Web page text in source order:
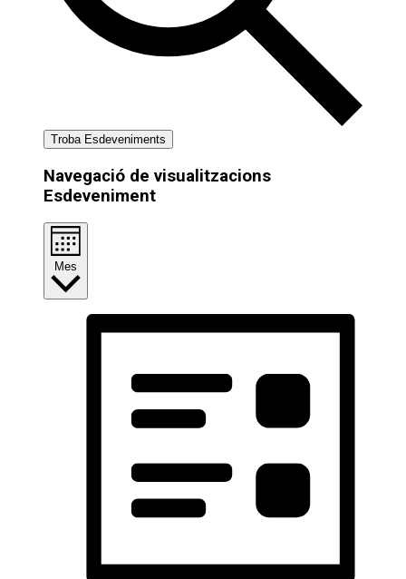
Troba Esdeveniments
Navegació de visualitzacions
Esdeveniment
Mes